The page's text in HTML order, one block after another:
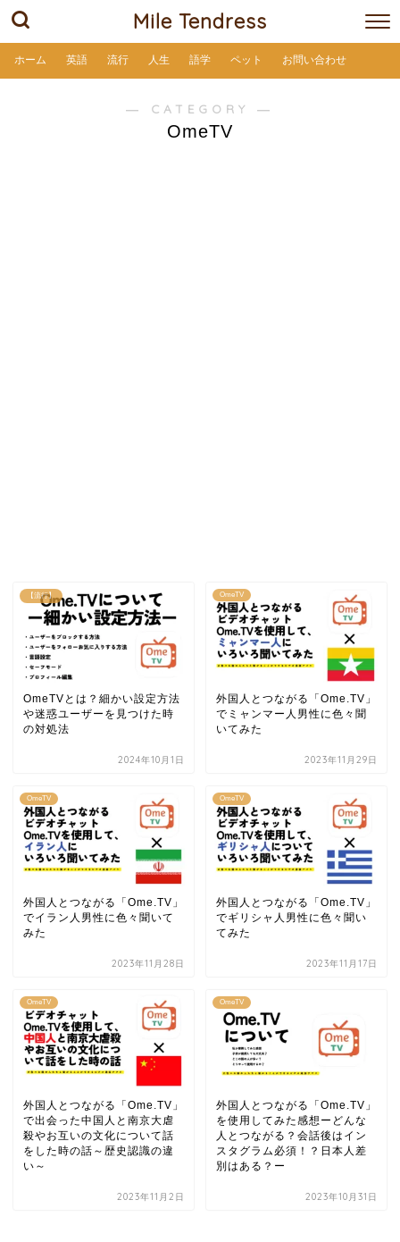
Mile Tendress
ホーム 英語 流行 人生 語学 ペット お問い合わせ
― CATEGORY ―
OmeTV
【流行】
OmeTVとは？細かい設定方法
や迷惑ユーザーを見つけた時
の対処法
2024年10月1日
OmeTV
外国人とつながる「Ome.TV」
でミャンマー人男性に色々聞
いてみた
2023年11月29日
OmeTV
外国人とつながる「Ome.TV」
でイラン人男性に色々聞いて
みた
2023年11月28日
OmeTV
外国人とつながる「Ome.TV」
でギリシャ人男性に色々聞い
てみた
2023年11月17日
OmeTV
外国人とつながる「Ome.TV」
で出会った中国人と南京大虐
殺やお互いの文化について話
をした時の話～歴史認識の違
い～
2023年11月2日
OmeTV
外国人とつながる「Ome.TV」
を使用してみた感想ーどんな
人とつながる？会話後はイン
スタグラム必須！？日本人差
別はある？ー
2023年10月31日